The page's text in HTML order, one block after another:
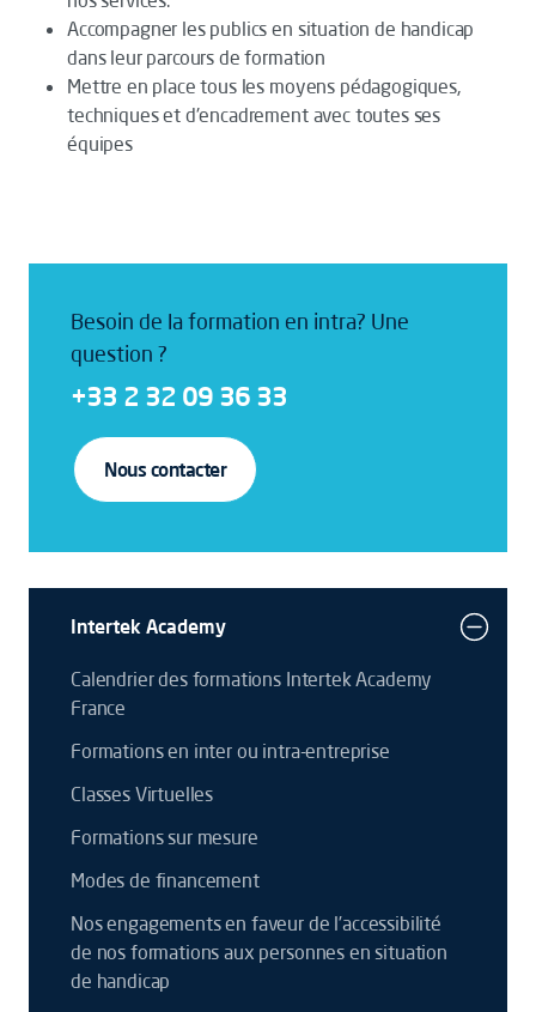
Accompagner les publics en situation de handicap
dans leur parcours de formation
Mettre en place tous les moyens pédagogiques,
techniques et d'encadrement avec toutes ses
équipes
Besoin de la formation en intra? Une
question ?
+33 2 32 09 36 33
Nous contacter
Intertek Academy
Calendrier des formations Intertek Academy
France
Formations en inter ou intra-entreprise
Classes Virtuelles
Formations sur mesure
Modes de financement
Nos engagements en faveur de l’accessibilité
de nos formations aux personnes en situation
de handicap